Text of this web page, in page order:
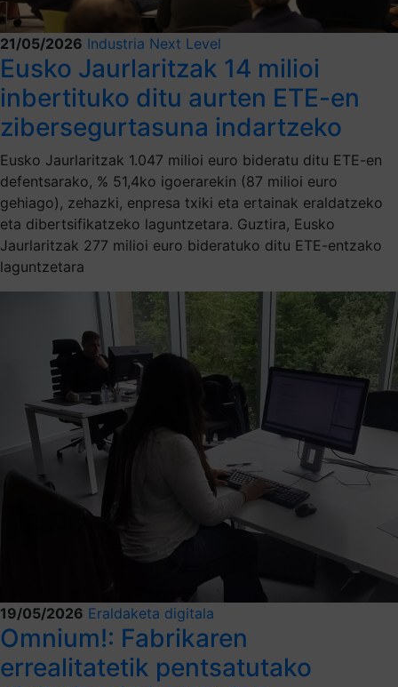
21/05/2026 Industria Next Level
Eusko Jaurlaritzak 14 milioi
inbertituko ditu aurten ETE-en
zibersegurtasuna indartzeko
Eusko Jaurlaritzak 1.047 milioi euro bideratu ditu ETE-en
defentsarako, % 51,4ko igoerarekin (87 milioi euro
gehiago), zehazki, enpresa txiki eta ertainak eraldatzeko
eta dibertsifikatzeko laguntzetara. Guztira, Eusko
Jaurlaritzak 277 milioi euro bideratuko ditu ETE-entzako
laguntzetara
19/05/2026 Eraldaketa digitala
Omnium!: Fabrikaren
errealitatetik pentsatutako